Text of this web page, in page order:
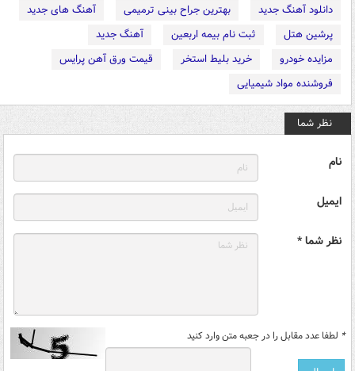
دانلود آهنگ جدید
بهترین جراح بینی ترمیمی
آهنگ های جدید
پرشین هتل
ثبت نام بیمه اربعین
آهنگ جدید
مزایده خودرو
خرید بلیط استخر
قیمت ورق آهن پرایس
فروشنده مواد شیمیایی
نظر شما
نام
ایمیل
نظر شما *
* لطفا عدد مقابل را در جعبه متن وارد کنید